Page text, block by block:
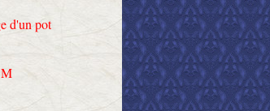
d'un pot